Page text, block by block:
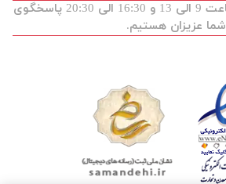
شنبه تا پنجشنبه از ساعت 9 الی 13 و 16:30 الی 20:30 پاسخگوی
شما عزیزان هستیم.